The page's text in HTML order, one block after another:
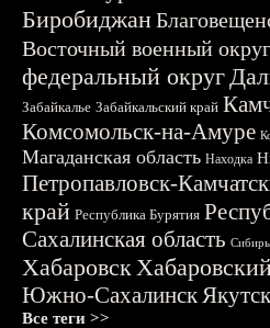
Биробиджан
Восточный военный округ
федеральный округ
Забайкалье Забайкальский край
Комсомольск-на-Амуре
Магаданская область Находка
Петропавловск-
край Республика Бурятия
Сахалинская область Сибирь
Хабаровск
Южно-СахалинскЯкутск
Все теги >>